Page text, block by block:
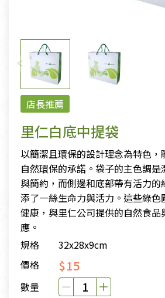
店長推薦
里仁白底中提袋
以簡潔且環保的設計理念為特色，
自然環保的承諾。袋子的主色調
與簡約，而側邊和底部帶有活力的
添了一絲生命力與活力。這些綠色
健康，與里仁公司提供的自然食品
應。
規格
32x28x9cm
價格
$15
數量